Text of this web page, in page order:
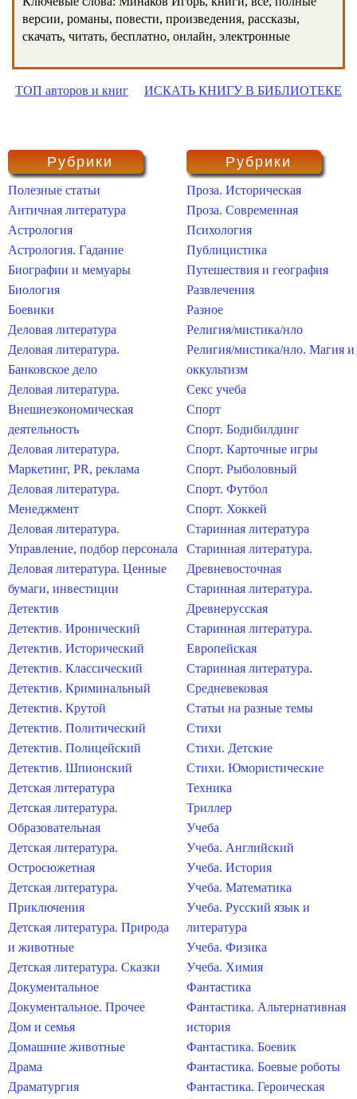
версии, романы, повести, произведения, рассказы,
скачать, читать, бесплатно, онлайн, электронные
ТОП авторов и книг ИСКАТЬ КНИГУ В БИБЛИОТЕКЕ
Рубрики
Полезные статьи
Античная литература
Астрология
Астрология. Гадание
Биографии и мемуары
Биология
Боевики
Деловая литература
Деловая литература.
Банковское дело
Деловая литература.
Внешнеэкономическая
деятельность
Деловая литература.
Маркетинг, PR, реклама
Деловая литература.
Менеджмент
Деловая литература.
Управление, подбор персонала
Деловая литература. Ценные
бумаги, инвестиции
Детектив
Детектив. Иронический
Детектив. Исторический
Детектив. Классический
Детектив. Криминальный
Детектив. Крутой
Детектив. Политический
Детектив. Полицейский
Детектив. Шпионский
Детская литература
Детская литература.
Образовательная
Детская литература.
Остросюжетная
Детская литература.
Приключения
Детская литература. Природа
и животные
Детская литература. Сказки
Документальное
Документальное. Прочее
Дом и семья
Домашние животные
Драма
Драматургия
Рубрики
Проза. Историческая
Проза. Современная
Психология
Публицистика
Путешествия и география
Развлечения
Разное
Религия/мистика/нло
Религия/мистика/нло. Магия и
оккультизм
Секс учеба
Спорт
Спорт. Бодибилдинг
Спорт. Карточные игры
Спорт. Рыболовный
Спорт. Футбол
Спорт. Хоккей
Старинная литература
Старинная литература.
Древневосточная
Старинная литература.
Древнерусская
Старинная литература.
Европейская
Старинная литература.
Средневековая
Статьи на разные темы
Стихи
Стихи. Детские
Стихи. Юмористические
Техника
Триллер
Учеба
Учеба. Английский
Учеба. История
Учеба. Математика
Учеба. Русский язык и
литература
Учеба. Физика
Учеба. Химия
Фантастика
Фантастика. Альтернативная
история
Фантастика. Боевик
Фантастика. Боевые роботы
Фантастика. Героическая